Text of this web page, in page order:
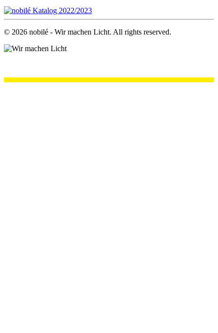
© 2026 nobilé - Wir machen Licht. All rights reserved.